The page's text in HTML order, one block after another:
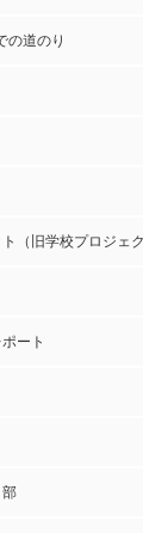
の道のり
（旧学校プロジェク
ート